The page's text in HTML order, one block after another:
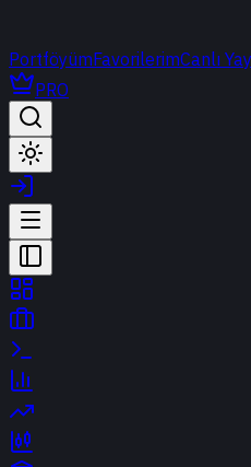
PortföyümFavorilerimCanlı
PRO